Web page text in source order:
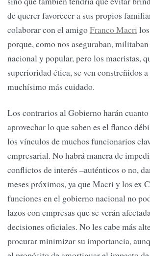
de querer favorecer a sus propios
colaborar con el amigoFranco Macri
porque, como nos aseguraban,
nacional y popular, pero los macristas,
superioridad ética, se ven constreñidos
muchísimo más cuidado.
Los contrarios al Gobierno harán
aprovechar lo que saben es el flanco
los vínculos de muchos funcionarios
empresarial. No habrá manera de
conflictos de interés –auténticos o no,
meses próximos, ya que Macri y los ex
funciones en el gobierno nacional no
lazos con empresas que se verán
decisiones oficiales. No les cabe más
procurar minimizar su importancia,